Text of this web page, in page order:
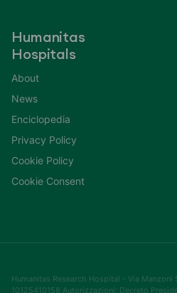
Humanitas
Hospitals
About
News
Enciclopedia
Privacy Policy
Cookie Policy
Cookie Consent
Humanitas Research Hospital - Via Manzoni
10125410158 Autorizzazioni: Decreto